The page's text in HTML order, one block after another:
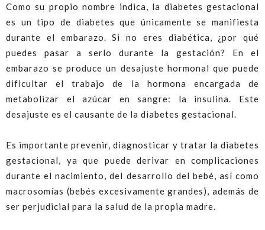
Como su propio nombre indica, la diabetes gestacional
es un tipo de diabetes que únicamente se manifiesta
durante el embarazo. Si no eres diabética, ¿por qué
puedes pasar a serlo durante la gestación? En el
embarazo se produce un desajuste hormonal que puede
dificultar el trabajo de la hormona encargada de
metabolizar el azúcar en sangre: la insulina. Este
desajuste es el causante de la diabetes gestacional.
Es importante prevenir, diagnosticar y tratar la diabetes
gestacional, ya que puede derivar en complicaciones
durante el nacimiento, del desarrollo del bebé, así como
macrosomías (bebés excesivamente grandes), además de
ser perjudicial para la salud de la propia madre.